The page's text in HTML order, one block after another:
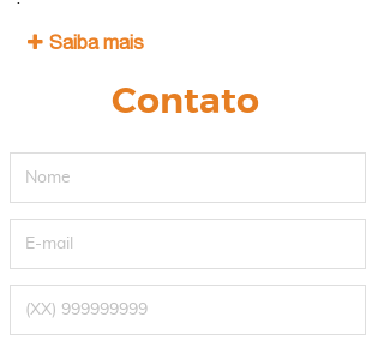
Saiba mais
Contato